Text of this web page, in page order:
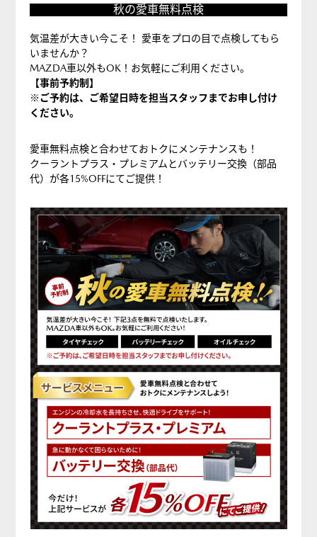
展
示
の
愛
車
無
料
点
秋の愛車無料点検
気温差が大きい今こそ！ 愛車をプロの目で点検してもら
いませんか？
MAZDA車以外もOK！お気軽にご利用ください。
【事前予約制】
※ご予約は、ご希望日時を担当スタッフまでお申し付け
ください。
愛車無料点検と合わせておトクにメンテナンスも！
クーラントプラス・プレミアムとバッテリー交換（部品
代）が各15%OFFにてご提供！